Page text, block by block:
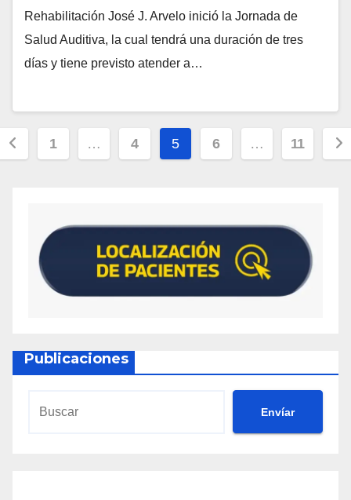
Rehabilitación José J. Arvelo inició la Jornada de
Salud Auditiva, la cual tendrá una duración de tres
días y tiene previsto atender a…
1 … 4 5 6 … 11
Publicaciones
Envíar